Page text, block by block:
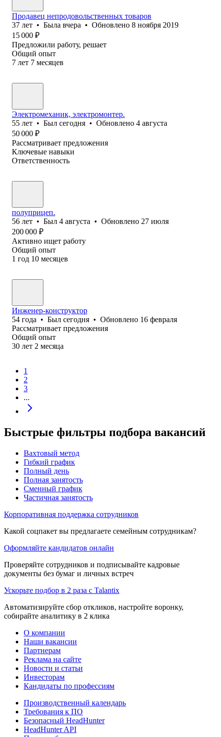
Продавец непродовольственных товаров
37 лет • Была вчера • Обновлено 8 ноября 2019
15 000 ₽
Предложили работу, решает
Общий опыт
7 лет 7 месяцев
Электромеханик, электромонтер.
55 лет • Был сегодня • Обновлено 4 августа
50 000 ₽
Рассматривает предложения
Ключевые навыки
Ответственность
полуприцеп.
56 лет • Был 4 августа • Обновлено 27 июля
200 000 ₽
Активно ищет работу
Общий опыт
1 год 10 месяцев
Инженер-конструктор
54 года • Был сегодня • Обновлено 16 февраля
Рассматривает предложения
Общий опыт
30 лет 2 месяца
1
2
3
...
Быстрые фильтры подбора вакансий
Вахтовый метод
Гибкий график
Полный день
Полная занятость
Сменный график
Частичная занятость
Корпоративная поддержка сотрудников
Какой соцпакет вы предлагаете семейным сотрудникам?
Оформляйте кандидатов онлайн
Проверяйте сотрудников и подписывайте кадровые
документы без бумаг и личных встреч
Ускорьте подбор в 2 раза с Talantix
Автоматизируйте сбор откликов, настройте воронку,
собирайте аналитику в 2 клика
О компании
Наши вакансии
Партнерам
Реклама на сайте
Новости и статьи
Инвесторам
Кандидаты по профессиям
Производственный календарь
Требования к ПО
Безопасный HeadHunter
HeadHunter API